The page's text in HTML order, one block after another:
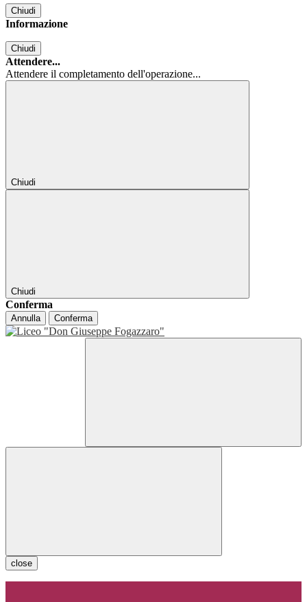
Chiudi
Informazione
Chiudi
Attendere...
Attendere il completamento dell'operazione...
Chiudi
Chiudi
Conferma
Annulla Conferma
close